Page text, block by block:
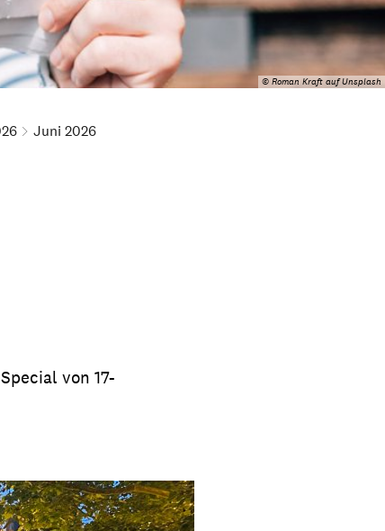
© Roman Kraft auf Unsplash
Juni 2026
von 17-